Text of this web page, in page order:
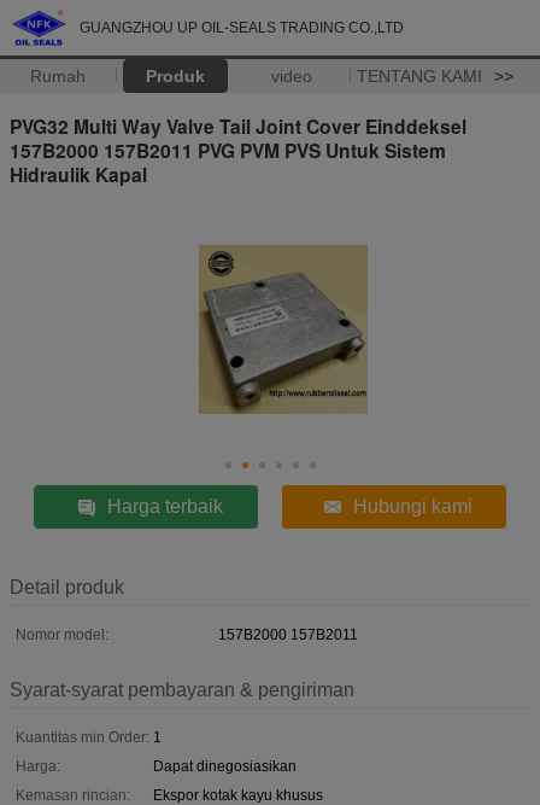
GUANGZHOU UP OIL-SEALS TRADING CO.,LTD
Rumah Produk video TENTANG KAMI >>
PVG32 Multi Way Valve Tail Joint Cover Einddeksel
157B2000 157B2011 PVG PVM PVS Untuk Sistem
Hidraulik Kapal
Harga terbaik Hubungi kami
Detail produk
Nomor model: 157B2000 157B2011
Syarat-syarat pembayaran & pengiriman
Kuantitas min Order: 1
Harga:
Dapat dinegosiasikan
Kemasan rincian:
Ekspor kotak kayu khusus